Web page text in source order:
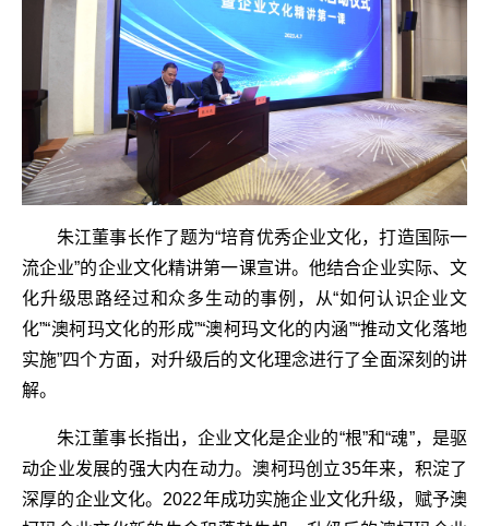
朱江董事长作了题为“培育优秀企业文化，打造国际一
流企业”的企业文化精讲第一课宣讲。他结合企业实际、文
化升级思路经过和众多生动的事例，从“如何认识企业文
化”“澳柯玛文化的形成”“澳柯玛文化的内涵”“推动文化落地
实施”四个方面，对升级后的文化理念进行了全面深刻的讲
解。
朱江董事长指出，企业文化是企业的“根”和“魂”，是驱
动企业发展的强大内在动力。澳柯玛创立35年来，积淀了
深厚的企业文化。2022年成功实施企业文化升级，赋予澳